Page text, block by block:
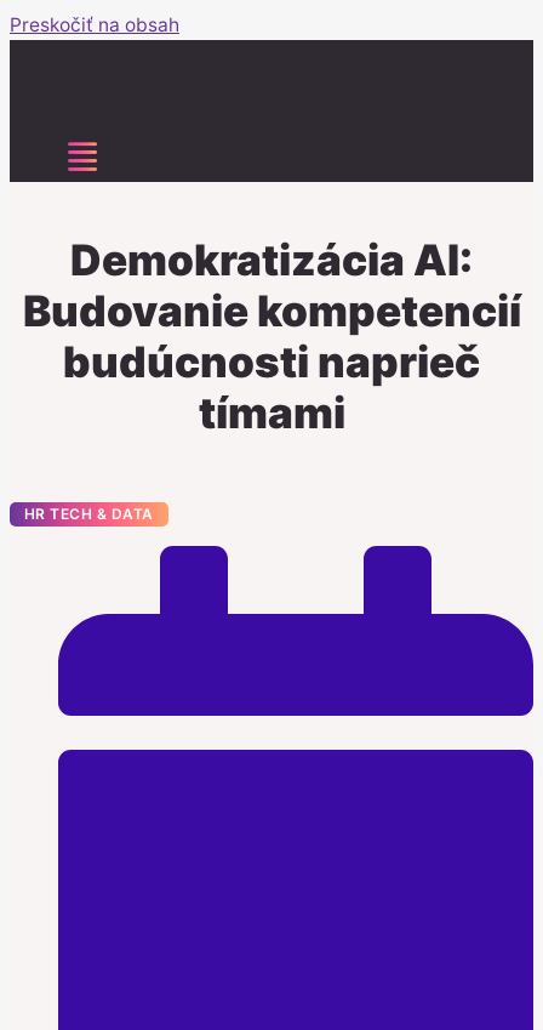
Preskočiť na obsah
Demokratizácia AI:
Budovanie kompetencií
budúcnosti naprieč
tímami
HR TECH & DATA